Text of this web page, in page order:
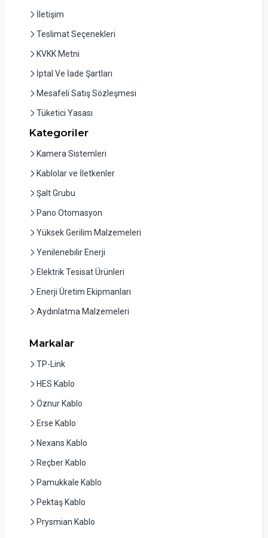
İletişim
Teslimat Seçenekleri
KVKK Metni
İptal Ve İade Şartları
Mesafeli Satış Sözleşmesi
Tüketici Yasası
Kategoriler
Kamera Sistemleri
Kablolar ve İletkenler
Şalt Grubu
Pano Otomasyon
Yüksek Gerilim Malzemeleri
Yenilenebilir Enerji
Elektrik Tesisat Ürünleri
Enerji Üretim Ekipmanları
Aydınlatma Malzemeleri
Markalar
TP-Link
HES Kablo
Öznur Kablo
Erse Kablo
Nexans Kablo
Reçber Kablo
Pamukkale Kablo
Pektaş Kablo
Prysmian Kablo